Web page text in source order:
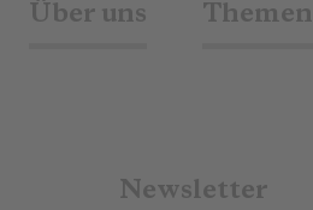
Über uns Themen
Newsletter